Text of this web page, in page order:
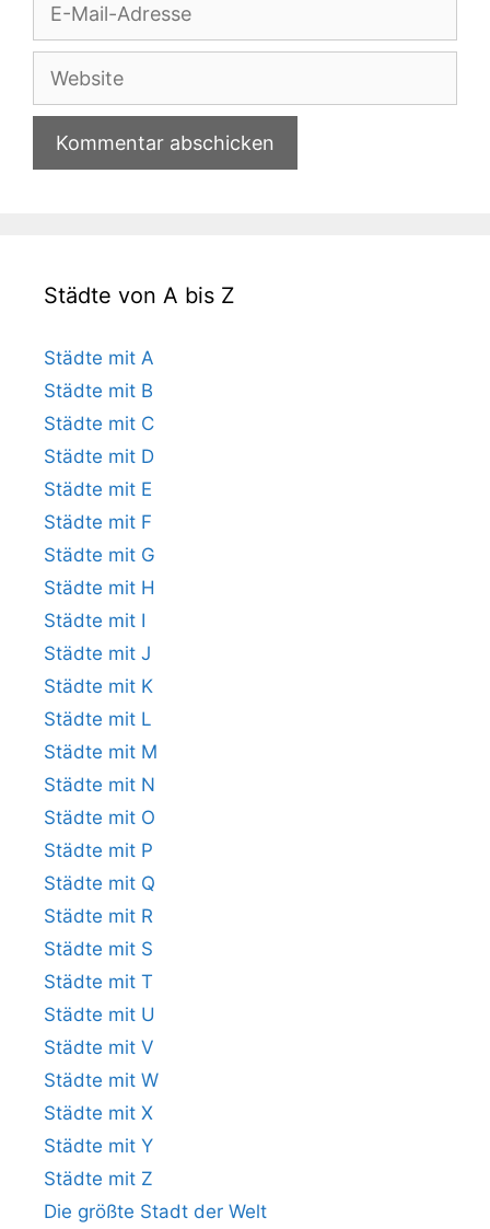
Adresse
Website
Städte von A bis Z
Städte mit A
Städte mit B
Städte mit C
Städte mit D
Städte mit E
Städte mit F
Städte mit G
Städte mit H
Städte mit I
Städte mit J
Städte mit K
Städte mit L
Städte mit M
Städte mit N
Städte mit O
Städte mit P
Städte mit Q
Städte mit R
Städte mit S
Städte mit T
Städte mit U
Städte mit V
Städte mit W
Städte mit X
Städte mit Y
Städte mit Z
Die größte Stadt der Welt